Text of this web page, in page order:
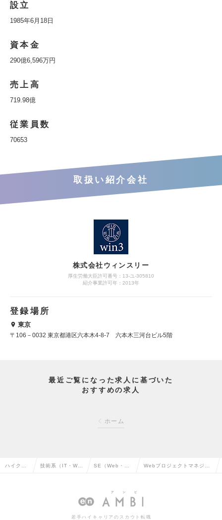
設立
1985年6月18日
資本金
290億6,596万円
売上高
719.98億
従業員数
70653
取扱い紹介会社
株式会社ウィンスリー
厚生労働大臣許可番号：13-ユ-305810
紹介事業許可年：2013年
登録場所
東京
〒106－0032 東京都港区六本木4-8-7 六本木三河台ビル5階
最近ご覧になった求人に基づいた
おすすめの求人
ホーム
ハイクラ 技術系（IT・We SE（Web・オ Webプロジェクトマネジャ
若手ハイキャリアのスカウト転職